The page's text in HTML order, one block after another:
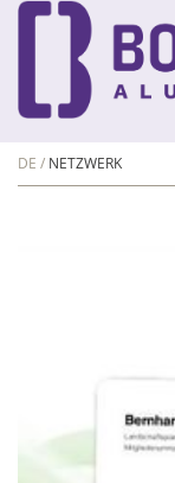
DE NETZWERK